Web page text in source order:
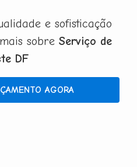
e sofisticação
sobre Serviço de
DF
AGORA